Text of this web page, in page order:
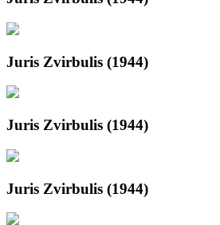
Juris Zvirbulis (1944)
Juris Zvirbulis (1944)
Juris Zvirbulis (1944)